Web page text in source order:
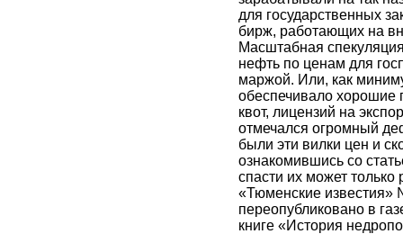
для государственных
бирж, работающих на
Масштабная
нефть по ценам для
маржой. Или, как
обеспечивало хорошие
квот, лицензий на
отмечался огромный
были эти вилки цен и
ознакомившись со
спасти их может
«Тюменские известия»
переопубликовано в
книге «История